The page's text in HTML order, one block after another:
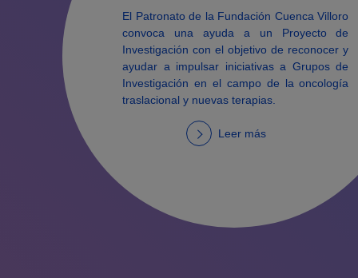
El Patronato de la Fundación Cuenca Villoro
convoca una ayuda a un Proyecto de
Investigación con el objetivo de reconocer y
ayudar a impulsar iniciativas a Grupos de
Investigación en el campo de la oncología
traslacional y nuevas terapias.
Leer más